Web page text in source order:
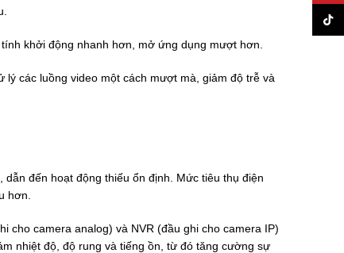
khởi động nhanh hơn, mở ứng dụng mượt hơn.
lý các luồng video một cách mượt mà, giảm độ trễ và
đến hoạt động thiếu ổn định. Mức tiêu thụ điện
hơn.
cho camera analog) và NVR (đầu ghi cho camera IP)
nhiệt độ, độ rung và tiếng ồn, từ đó tăng cường sự